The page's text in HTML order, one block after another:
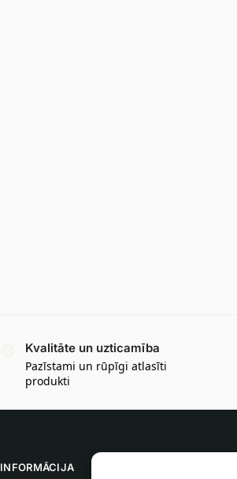
Kvalitāte un uzticamība
Pazīstami un rūpīgi atlasīti
produkti
INFORMĀCIJA